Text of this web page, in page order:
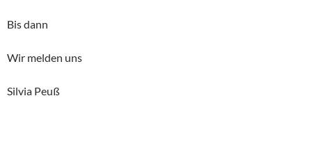
Bis dann
Wir melden uns
Silvia Peuß